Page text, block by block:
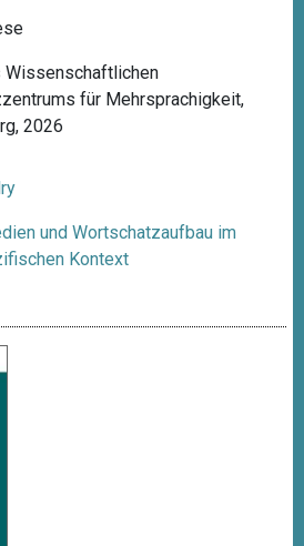
Wissenschaftlichen
für Mehrsprachigkeit,
2026
und Wortschatzaufbau im
Kontext